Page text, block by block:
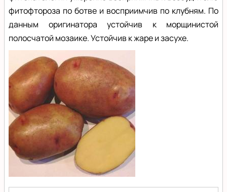
фитофтороза по ботве и восприимчив по клубням. По
данным оригинатора устойчив к морщинистой
полосчатой мозаике. Устойчив к жаре и засухе.